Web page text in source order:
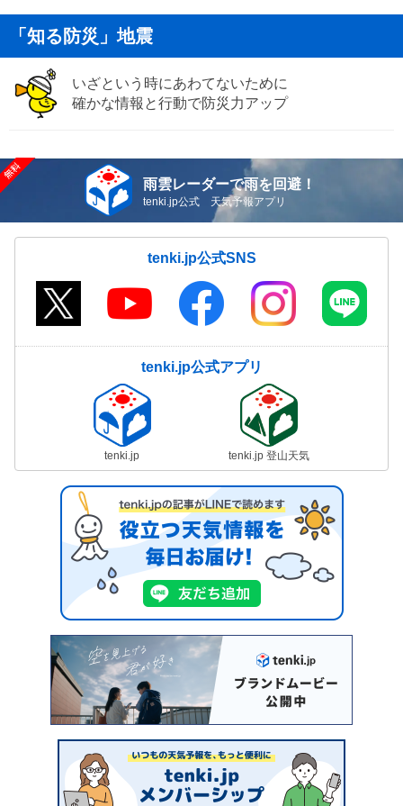
「知る防災」地震
いざという時にあわてないために
確かな情報と行動で防災力アップ
雨雲レーダーで雨を回避！
tenki.jp公式 天気予報アプリ
tenki.jp公式SNS
tenki.jp公式アプリ
tenki.jp tenki.jp 登山天気